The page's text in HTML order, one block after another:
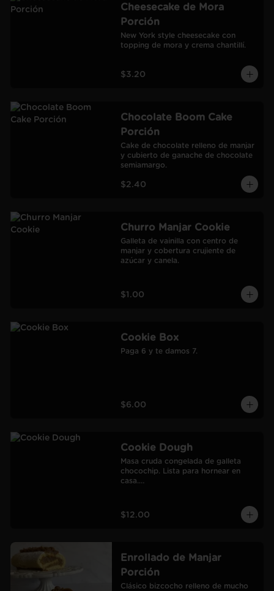
Cheesecake de Mora
Porción
New York style cheesecake con
topping de mora y crema chantillí.
$3.20
Chocolate Boom Cake
Porción
Cake de chocolate relleno de manjar
y cubierto de ganache de chocolate
semiamargo.
$2.40
Churro Manjar Cookie
Galleta de vainilla con centro de
manjar y cobertura crujiente de
azúcar y canela.
$1.00
Cookie Box
Paga 6 y te damos 7.
$6.00
Cookie Dough
Masa cruda congelada de galleta
chocochip. Lista para hornear en
casa.
60 galletas pequeñas.
$12.00
Enrollado de Manjar
Porción
Clásico bizcocho relleno de mucho